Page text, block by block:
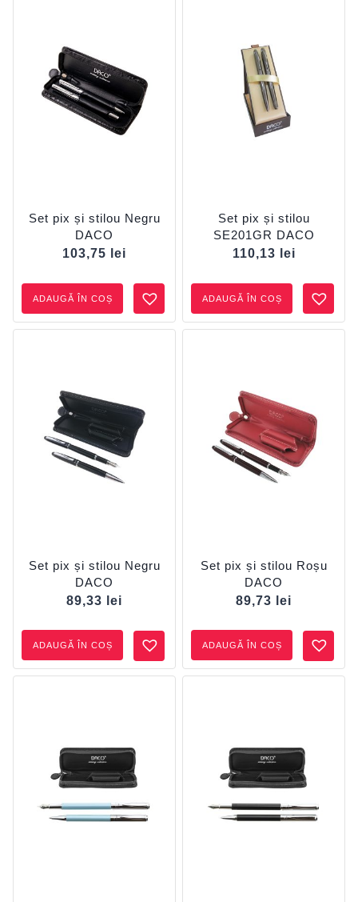
Set pix și stilou Negru
DACO
103,75
lei
ADAUGĂ ÎN COȘ
Set pix și stilou
SE201GR DACO
110,13
lei
ADAUGĂ ÎN COȘ
Set pix și stilou Negru
DACO
89,33
lei
ADAUGĂ ÎN COȘ
Set pix și stilou Roșu
DACO
89,73
lei
ADAUGĂ ÎN COȘ